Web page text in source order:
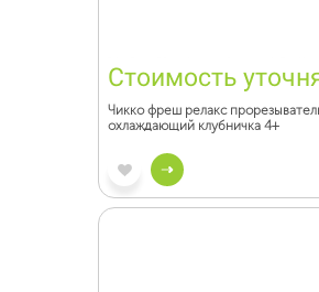
Стоимость
Чикко фреш релакс
охлаждающий клубничка 4+